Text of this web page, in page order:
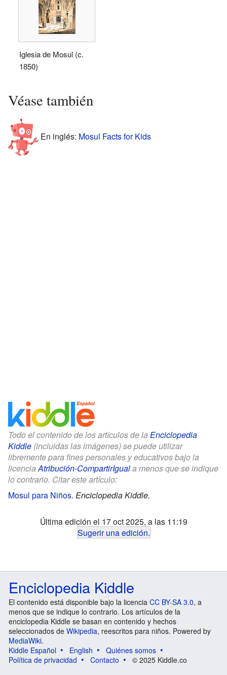
Iglesia de Mosul (c.
1850)
Véase también
En inglés: Mosul Facts for Kids
Todo el contenido de los artículos de la Enciclopedia
Kiddle (incluidas las imágenes) se puede utilizar
libremente para fines personales y educativos bajo la
licenciaAtribución-CompartirIguala menos que se indique
lo contrario. Citar este artículo:
Mosul para Niños. Enciclopedia Kiddle.
Última edición el 17 oct 2025, a las 11:19
Sugerir una edición.
Enciclopedia Kiddle
El contenido está disponible bajo la licencia CC BY-SA 3.0, a
menos que se indique lo contrario. Los artículos de la
enciclopedia Kiddle se basan en contenido y hechos
seleccionados de Wikipedia, reescritos para niños. Powered by
MediaWiki.
Kiddle Español
English
Quiénes somos
Política de privacidad
Contacto © 2025 Kiddle.co